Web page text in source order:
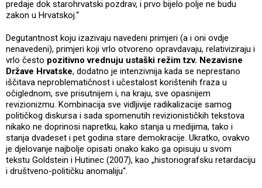
predaje dok starohrvatski pozdrav, i prvo bijelo polje ne budu
zakon u Hrvatskoj.“
Degutantnost koju izazivaju navedeni primjeri (a i oni ovdje
nenavedeni), primjeri koji vrlo otvoreno opravdavaju, relativiziraju i
vrlo često pozitivno vrednuju ustaški režim tzv. Nezavisne
Države Hrvatske, dodatno je intenzivnija kada se neprestano
iščitava neproblematičnost i učestalost korištenih fraza u
očiglednom, sve prisutnijem i, na kraju, sve opasnijem
revizionizmu. Kombinacija sve vidljivije radikalizacije samog
političkog diskursa i sada spomenutih revizionističkih tekstova
nikako ne doprinosi napretku, kako stanja u medijima, tako i
stanja dvadeset i pet godina stare demokracije. Ukratko, ovakvo
je djelovanje najbolje opisati onako kako ga opisuju u svom
tekstu Goldstein i Hutinec (2007), kao „historiografsku retardaciju
i društveno-političku anomaliju“.